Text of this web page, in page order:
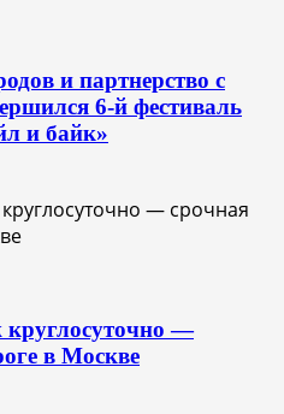
и партнерство с
6-й фестиваль
и байк»
—
в Москве